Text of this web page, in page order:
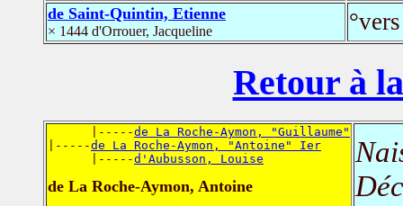
de Saint-Quintin, Etienne
× 1444 d'Orrouer, Jacqueline
Retour à
      |-----
de La Roche-Aymon, "Guillaume"
|-----de La Roche-Aymon, "Antoine" Ier
      |-----
d'Aubusson, Louise
de La Roche-Aymon, Antoine